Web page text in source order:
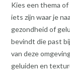
Kies een thema
iets zijn waar je
gezondheid of
bevindt die past
van deze
geluiden en